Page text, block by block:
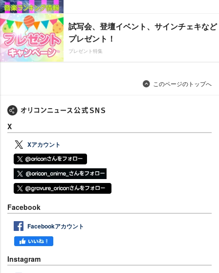
試写会、登壇イベント、サインチェキなど
プレゼント！
プレゼント特集
このページのトップへ
X
Xアカウント
Facebook
Facebookアカウント
Instagram